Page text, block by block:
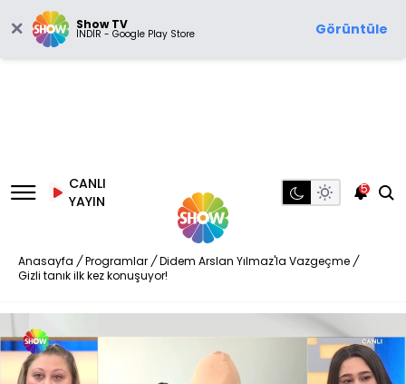
Show TV
İNDİR - Google Play Store Görüntüle
CANLI
YAYIN
5
Anasayfa / Programlar / Didem Arslan Yılmaz'la Vazgeçme /
Gizli tanık ilk kez konuşuyor!